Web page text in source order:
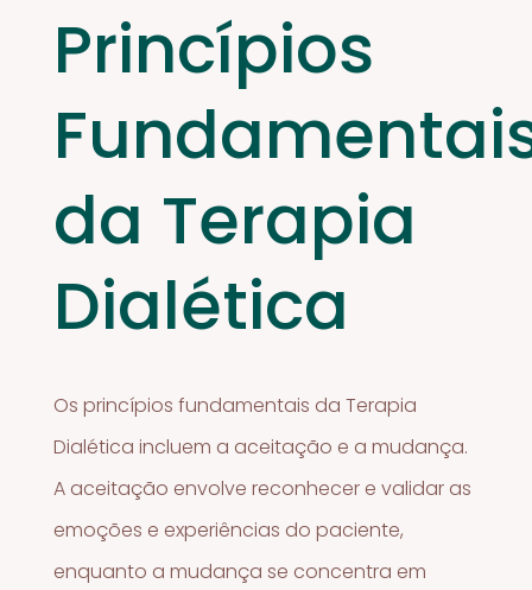
Princípios
da Terapia
Dialética
Os princípios fundamentais da Terapia
Dialética incluem a aceitação e a mudança.
A aceitação envolve reconhecer e validar as
emoções e experiências do paciente,
enquanto a mudança se concentra em